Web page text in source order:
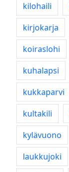
kilohaili
kirjokarja
koiraslohi
kuhalapsi
kukkaparvi
kultakili
kylävuono
laukkujoki